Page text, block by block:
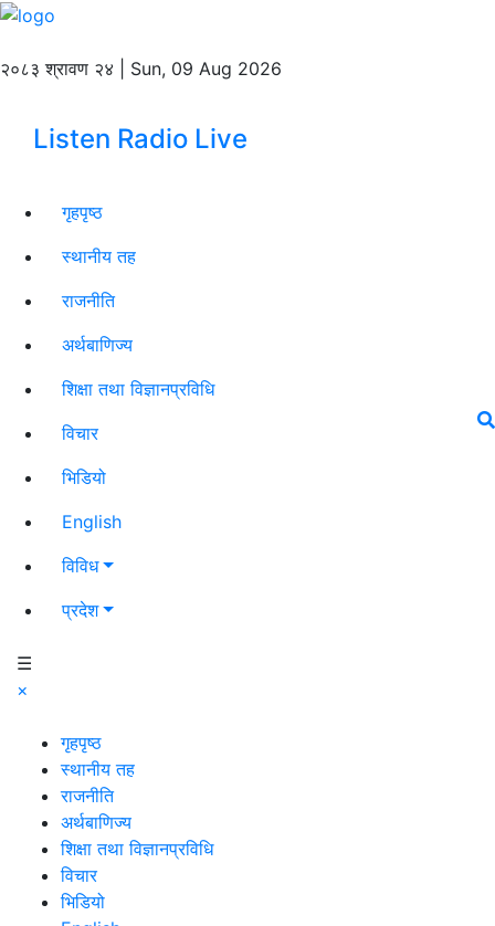
२०८३ श्रावण २४ | Sun, 09 Aug 2026
Listen Radio Live
गृहपृष्ठ
स्थानीय तह
राजनीति
अर्थबाणिज्य
शिक्षा तथा विज्ञानप्रविधि
विचार
भिडियो
English
विविध
प्रदेश
☰
×
गृहपृष्ठ
स्थानीय तह
राजनीति
अर्थबाणिज्य
शिक्षा तथा विज्ञानप्रविधि
विचार
भिडियो